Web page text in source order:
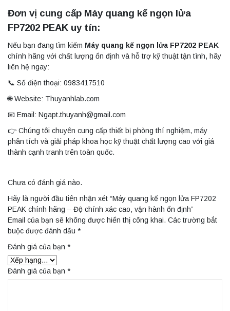
Đơn vị cung cấp Máy quang kế ngọn lửa
FP7202 PEAK uy tín:
Nếu bạn đang tìm kiếm Máy quang kế ngọn lửa FP7202 PEAK
chính hãng với chất lượng ổn định và hỗ trợ kỹ thuật tận tình, hãy
liên hệ ngay:
📞 Số điện thoại: 0983417510
🌐 Website: Thuyanhlab.com
📧 Email: Ngapt.thuyanh@gmail.com
👉 Chúng tôi chuyên cung cấp thiết bị phòng thí nghiệm, máy
phân tích và giải pháp khoa học kỹ thuật chất lượng cao với giá
thành cạnh tranh trên toàn quốc.
Chưa có đánh giá nào.
Hãy là người đầu tiên nhận xét “Máy quang kế ngọn lửa FP7202
PEAK chính hãng – Độ chính xác cao, vận hành ổn định”
Email của bạn sẽ không được hiển thị công khai. Các trường bắt
buộc được đánh dấu *
Đánh giá của bạn *
Đánh giá của bạn *